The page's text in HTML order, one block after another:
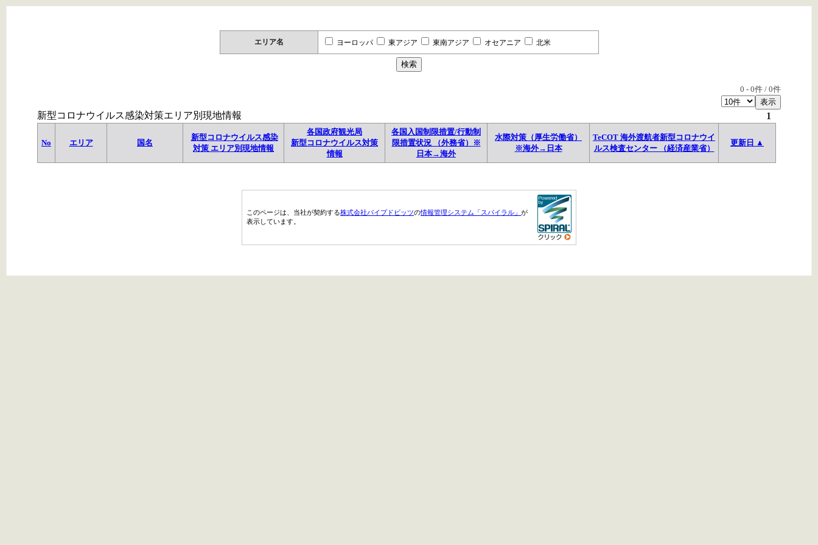
エリア名 ヨーロッパ 東アジア 東南アジア オセアニア 北米
0 - 0件 / 0件
新型コロナウイルス感染対策エリア別現地情報 1
No エリア 国名
新型コロナウイルス感染
対策 エリア別現地情報
各国政府観光局
新型コロナウイルス対策
情報
各国入国制限措置/行動制
限措置状況 （外務省）※
日本→海外
水際対策（厚生労働省）
※海外→日本
TeCOT 海外渡航者新型コロナウイ
ルス検査センター （経済産業省）
更新日 ▲
このページは、当社が契約する株式会社パイプドビッツの情報管理システム「スパイラル」 が
表示しています。